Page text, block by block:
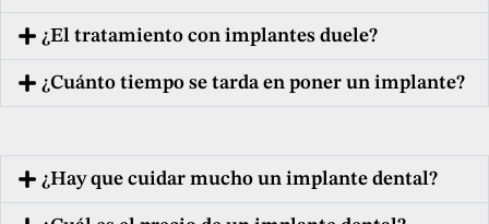
¿El tratamiento con implantes duele?
¿Cuánto tiempo se tarda en poner un implante?
¿Hay que cuidar mucho un implante dental?